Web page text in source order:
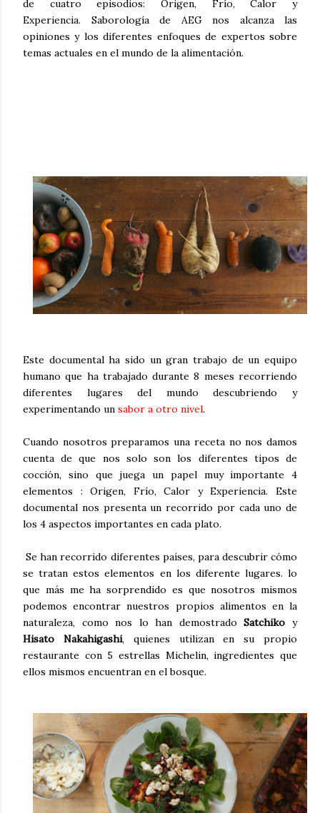
de cuatro episodios: Origen, Frío, Calor y
Experiencia. Saborologíade AEG nos alcanza las
opiniones y los diferentes enfoques de expertos sobre
temas actuales en el mundo de la alimentación.
Este documental ha sido un gran trabajo de un equipo
humano que ha trabajado durante 8 meses recorriendo
diferentes lugares del mundo descubriendo y
experimentando un sabor a otro nivel.
Cuando nosotros preparamos una receta no nos damos
cuenta de que nos solo son los diferentes tipos de
cocción, sino que juega un papel muy importante 4
elementos : Origen, Frío, Calor y Experiencia. Este
documental nos presenta un recorrido por cada uno de
los 4 aspectos importantes en cada plato.
Se han recorrido diferentes países, para descubrir cómo
se tratan estos elementos en los diferente lugares. lo
que más me ha sorprendido es que nosotros mismos
podemos encontrar nuestros propios alimentos en la
naturaleza, como nos lo han demostradoSatchiko y
Hisato Nakahigashi, quienes utilizan en su propio
restaurante con 5 estrellas Michelin, ingredientes que
ellos mismos encuentran en el bosque.